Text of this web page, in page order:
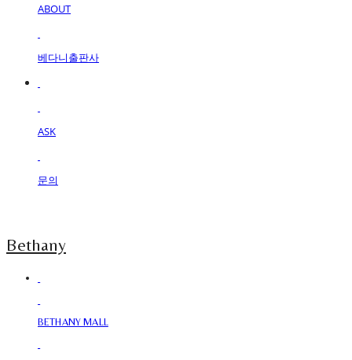
ABOUT
베다니출판사
ASK
문의
Bethany
BETHANY MALL